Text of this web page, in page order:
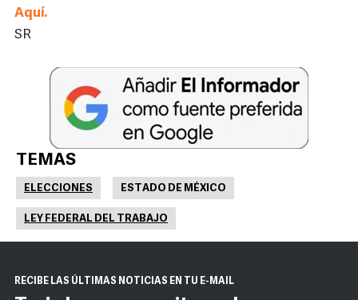
Aquí.
SR
TEMAS
ELECCIONES ESTADO DE MÉXICO
LEY FEDERAL DEL TRABAJO
RECIBE LAS ÚLTIMAS NOTICIAS EN TU E-MAIL